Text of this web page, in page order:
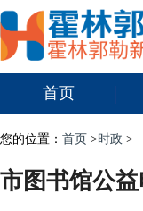
首页
您的位置： 首页 >时政 >
市图书馆公